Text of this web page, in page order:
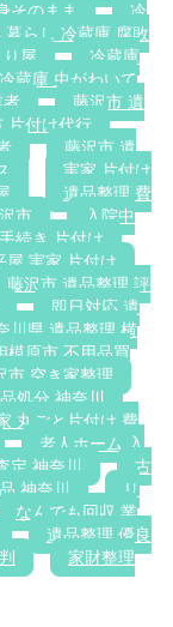
そのまま
冷
暮らし 冷蔵庫 腐敗
屋
冷蔵庫
蔵庫 虫がわいて
者
藤沢市 遺
片付け代行
藤沢市 遺
実家 片付け
遺品整理 費
市
入院中
続き 片付け
屋 実家 片付け
藤沢市 遺品整理 評
即日対応 遺
川県 遺品整理 横
模原市 不用品買
市 空き家整理
処分 神奈川
丸ごと片付け 費
老人ホーム 入
定 神奈川
古
神奈川
リ
なんでも回収 業
遺品整理 優良
家財整理